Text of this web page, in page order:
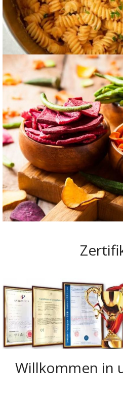
Willkommen in